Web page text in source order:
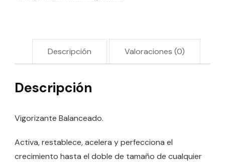
Descripción Valoraciones (0)
Descripción
Vigorizante Balanceado.
Activa, restablece, acelera y perfecciona el
crecimiento hasta el doble de tamaño de cualquier